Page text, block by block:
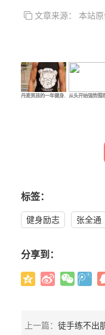
文章来源： 本站
丹麦男孩的一年健身… 从头开始强势围
标签：
健身励志 张全通
分享到：
上一篇： 徒手练不出肌肉？街健冠军Andrea Larosa告